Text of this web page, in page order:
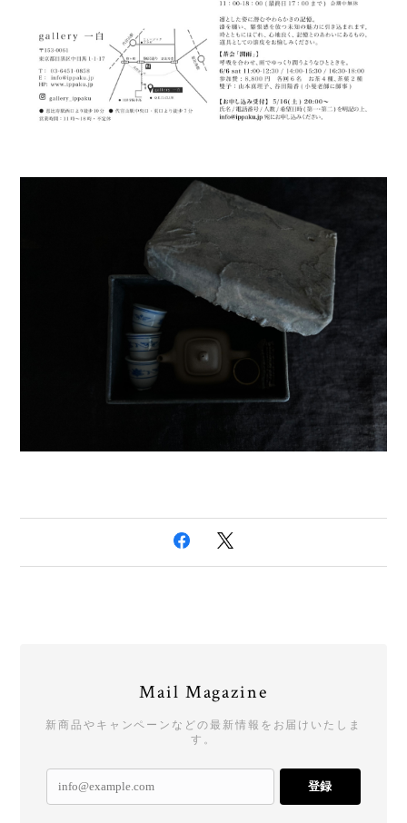
Mail Magazine
新商品やキャンペーンなどの最新情報をお届けいたしま
す。
登録